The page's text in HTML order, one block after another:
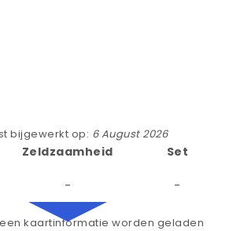
bijgewerkt op: 6 August 2026
Zeldzaamheid
-
Set
-
kaartinformatie worden geladen